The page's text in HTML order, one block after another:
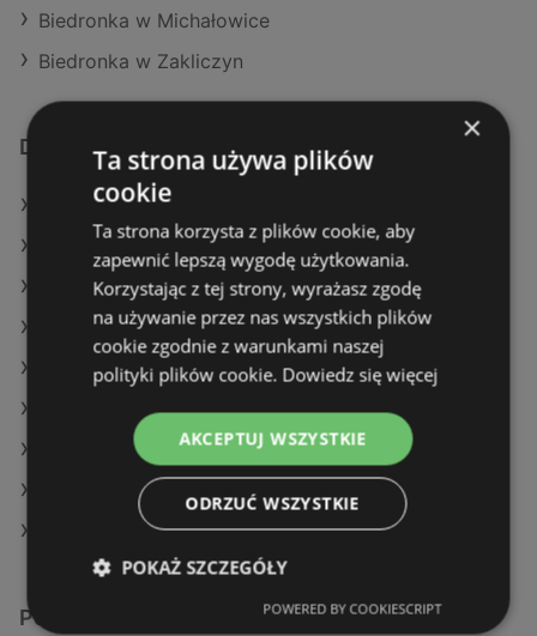
Biedronka w Michałowice
Biedronka w Zakliczyn
Dodatkowe łącza
Oferty Biedronka
Oferty Delikatesy Centrum
Oferty Carrefour
Aktualne gazetki Delikatesy Centrum
Aktualne gazetki Stokrotka
Aktualne gazetki Dealz
Aktualne gazetki E.Leclerc
Aktualne gazetki Żabka
Sklepy Biedronka w Międzyzdroje
Podobne sklepy detaliczne
×
Ta strona używa plików
cookie
Ta strona korzysta z plików cookie, aby
zapewnić lepszą wygodę użytkowania.
Korzystając z tej strony, wyrażasz zgodę
na używanie przez nas wszystkich plików
cookie zgodnie z warunkami naszej
polityki plików cookie. Dowiedz się więcej
AKCEPTUJ WSZYSTKIE
ODRZUĆ WSZYSTKIE
POKAŻ SZCZEGÓŁY
POWERED BY COOKIESCRIPT